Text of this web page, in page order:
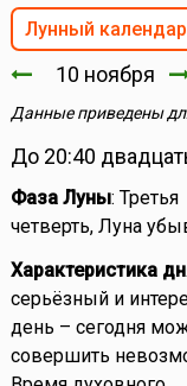
Лунный
10 ноября
Данные приведены
До 20:40
Фаза Луны: Третья
четверть, Луна
Характеристика
серьёзный и
день – сегодня
совершить